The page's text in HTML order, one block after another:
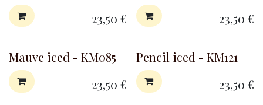
23,50 €
23,50 €
Mauve iced - KM085
23,50 €
Pencil iced - KM121
23,50 €